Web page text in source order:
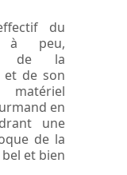
du
à peu,
de la
et de son
en
une
de la
bel et bien